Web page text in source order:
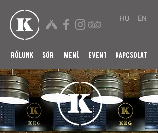
HU EN
rólunk sör menü event kapcsolat